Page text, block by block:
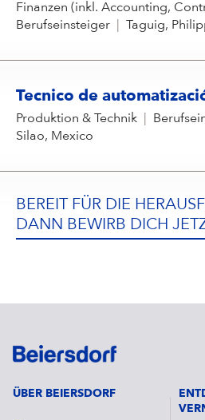
Finanzen (inkl. Accounting,
Berufseinsteiger
Taguig,
Tecnico de
Produktion & Technik
Silao, Mexico
BEREIT FÜR DIE
DANN BEWIRB DICH
ÜBER BEIERSDORF